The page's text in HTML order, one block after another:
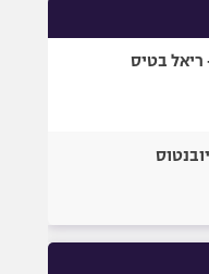
ריאל בטיס